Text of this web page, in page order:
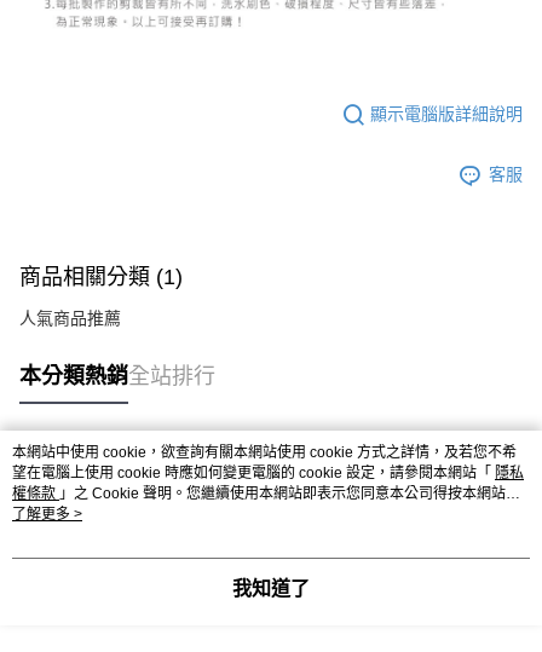
顯示電腦版詳細說明
客服
商品相關分類 (1)
人氣商品推薦
本分類熱銷全站排行
熱門標籤
本網站中使用 cookie，欲查詢有關本網站使用 cookie 方式之詳情，及若您不希
望在電腦上使用 cookie 時應如何變更電腦的 cookie 設定，請參閱本網站「 隱私
權條款 」之 Cookie 聲明。您繼續使用本網站即表示您同意本公司得按本網站使
用條款之 Cookie 聲明使用 cookie。
了解更多 >
我知道了